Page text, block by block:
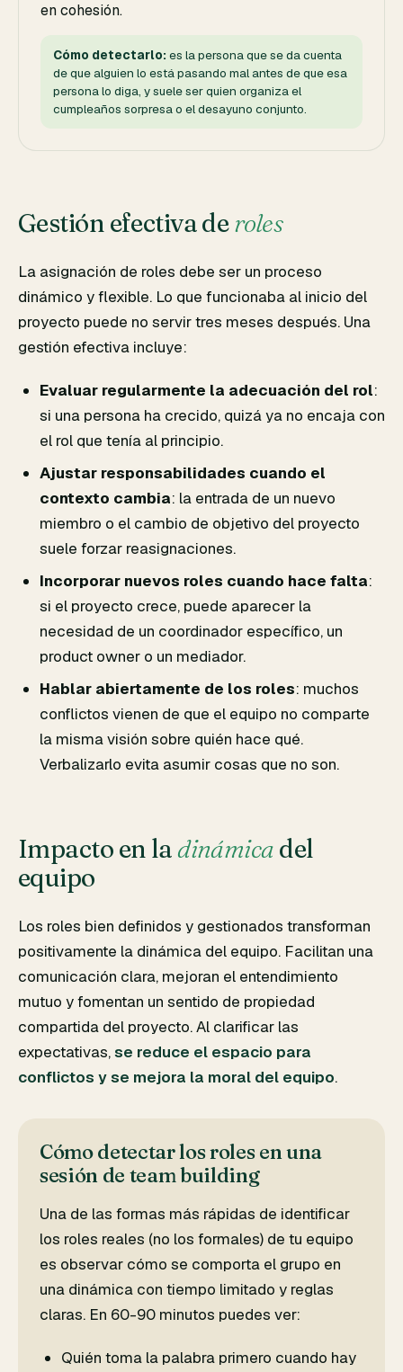
en cohesión.
Cómo detectarlo: es la persona que se da cuenta
de que alguien lo está pasando mal antes de que esa
persona lo diga, y suele ser quien organiza el
cumpleaños sorpresa o el desayuno conjunto.
Gestión efectiva deroles
La asignación de roles debe ser un proceso
dinámico y flexible. Lo que funcionaba al inicio del
proyecto puede no servir tres meses después. Una
gestión efectiva incluye:
Evaluar regularmente la adecuación del rol:
si una persona ha crecido, quizá ya no encaja con
el rol que tenía al principio.
Ajustar responsabilidades cuando el
contexto cambia: la entrada de un nuevo
miembro o el cambio de objetivo del proyecto
suele forzar reasignaciones.
Incorporar nuevos roles cuando hace falta:
si el proyecto crece, puede aparecer la
necesidad de un coordinador específico, un
product owner o un mediador.
Hablar abiertamente de los roles: muchos
conflictos vienen de que el equipo no comparte
la misma visión sobre quién hace qué.
Verbalizarlo evita asumir cosas que no son.
Impacto en ladinámica del
equipo
Los roles bien definidos y gestionados transforman
positivamente la dinámica del equipo. Facilitan una
comunicación clara, mejoran el entendimiento
mutuo y fomentan un sentido de propiedad
compartida del proyecto. Al clarificar las
expectativas,se reduce el espacio para
conflictos y se mejora la moral del equipo.
Cómo detectar los roles en una
sesión de team building
Una de las formas más rápidas de identificar
los roles reales (no los formales) de tu equipo
es observar cómo se comporta el grupo en
una dinámica con tiempo limitado y reglas
claras. En 60-90 minutos puedes ver:
Quién toma la palabra primero cuando hay